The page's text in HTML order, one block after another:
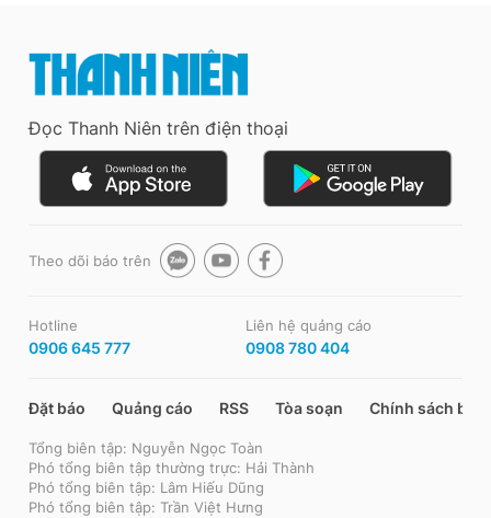
Đọc Thanh Niên trên điện thoại
Theo dõi báo trên
Hotline
0906 645 777
Liên hệ quảng cáo
0908 780 404
Đặt báo Quảng cáo RSS Tòa soạn Chính sách bảo
Tổng biên tập: Nguyễn Ngọc Toàn
Phó tổng biên tập thường trực: Hải Thành
Phó tổng biên tập: Lâm Hiếu Dũng
Phó tổng biên tập: Trần Việt Hưng